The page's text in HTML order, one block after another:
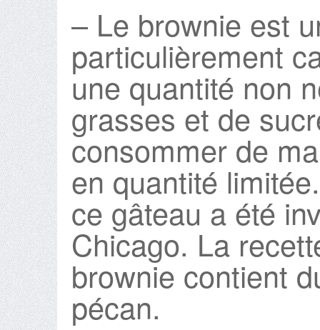
– Le brownie est
particulièrement
une quantité non
grasses et de
consommer de
en quantité
ce gâteau a été
Chicago. La
brownie contient
pécan.